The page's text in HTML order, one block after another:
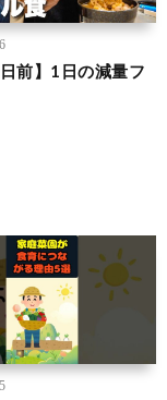
日前】1日の減量フ